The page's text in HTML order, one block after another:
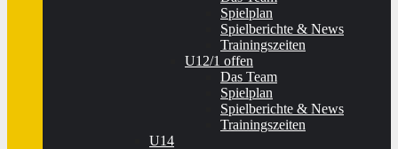
Spielplan
Spielberichte & News
Trainingszeiten
U12/1 offen
Das Team
Spielplan
Spielberichte & News
Trainingszeiten
U14